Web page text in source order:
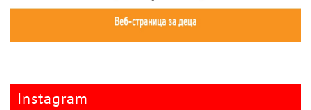
Instagram